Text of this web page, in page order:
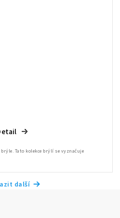
Tato kolekce brýlí se vyznačuje
další